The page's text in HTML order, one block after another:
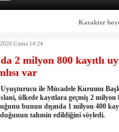
Turan görevine başladı
yatırım yapıyoruz
buldu
güreş finali
aldı
mücadelesi start aldı
Karakter
Cuma 14:24
2 milyon 800 kayıtlı
var
ile Mücadele Kurumu
ülkede kayıtlara geçmiş 2 milyon
bunun dışında 1 milyon 400 kayıt
tahmin edildiğini söyledi.